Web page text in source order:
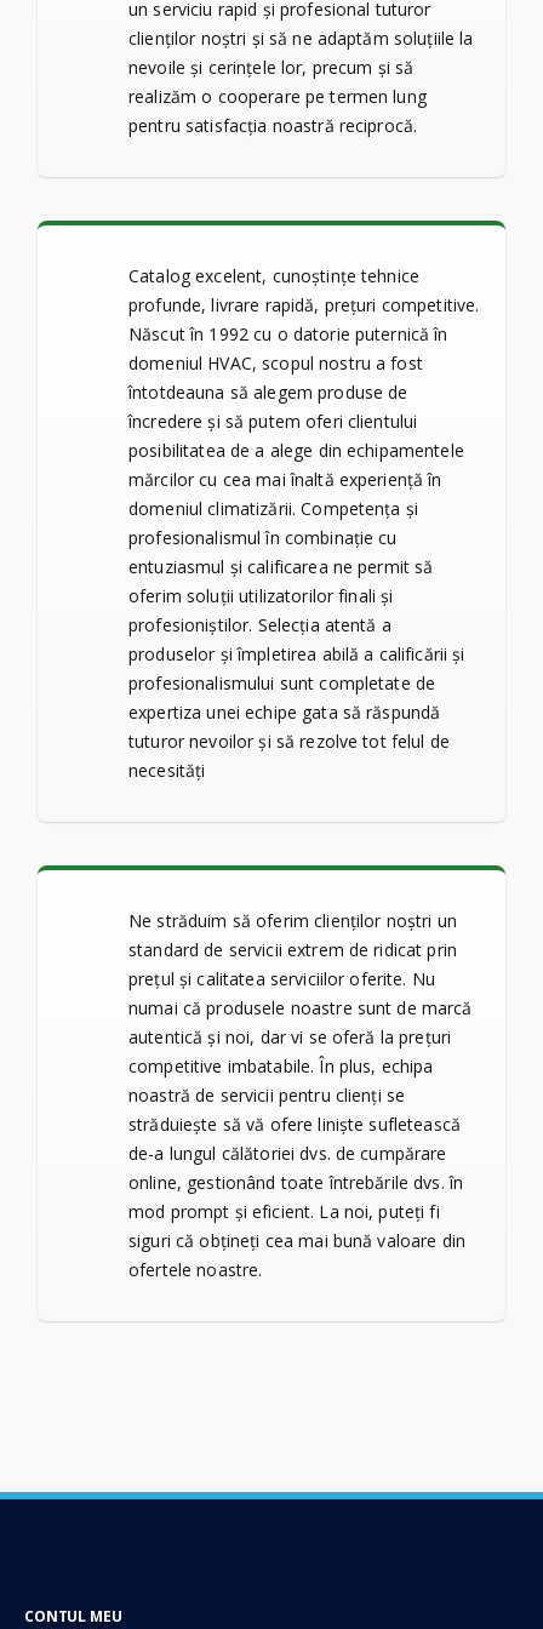
un serviciu rapid și profesional tuturor
clienților noștri și să ne adaptăm soluțiile la
nevoile și cerințele lor, precum și să
realizăm o cooperare pe termen lung
pentru satisfacția noastră reciprocă.
Catalog excelent, cunoștințe tehnice
profunde, livrare rapidă, prețuri competitive.
Născut în 1992 cu o datorie puternică în
domeniul HVAC, scopul nostru a fost
întotdeauna să alegem produse de
încredere și să putem oferi clientului
posibilitatea de a alege din echipamentele
mărcilor cu cea mai înaltă experiență în
domeniul climatizării. Competența și
profesionalismul în combinație cu
entuziasmul și calificarea ne permit să
oferim soluții utilizatorilor finali și
profesioniștilor. Selecția atentă a
produselor și împletirea abilă a calificării și
profesionalismului sunt completate de
expertiza unei echipe gata să răspundă
tuturor nevoilor și să rezolve tot felul de
necesități
Ne străduim să oferim clienților noștri un
standard de servicii extrem de ridicat prin
prețul și calitatea serviciilor oferite. Nu
numai că produsele noastre sunt de marcă
autentică și noi, dar vi se oferă la prețuri
competitive imbatabile. În plus, echipa
noastră de servicii pentru clienți se
străduiește să vă ofere liniște sufletească
de-a lungul călătoriei dvs. de cumpărare
online, gestionând toate întrebările dvs. în
mod prompt și eficient. La noi, puteți fi
siguri că obțineți cea mai bună valoare din
ofertele noastre.
CONTUL MEU